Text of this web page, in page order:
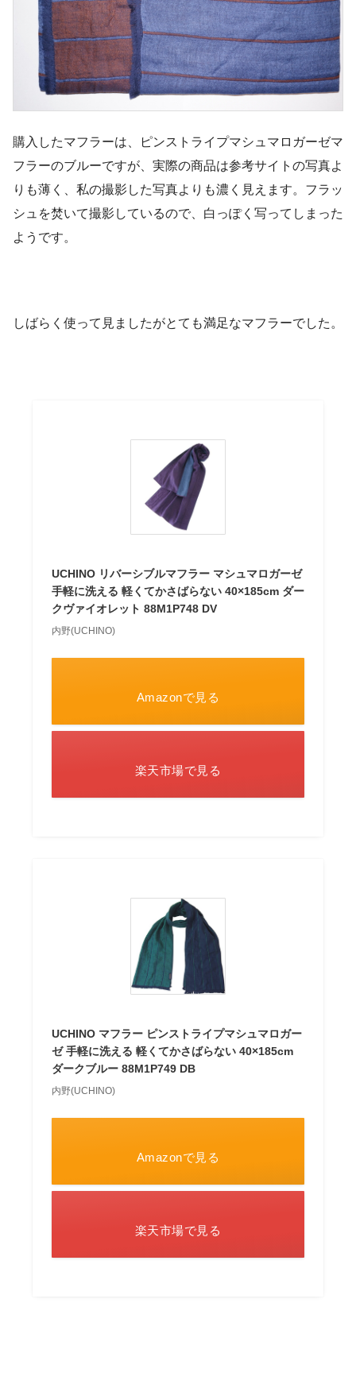
購入したマフラーは、ピンストライプマシュマロガーゼマ
フラーのブルーですが、実際の商品は参考サイトの写真よ
りも薄く、私の撮影した写真よりも濃く見えます。フラッ
シュを焚いて撮影しているので、白っぽく写ってしまった
ようです。
しばらく使って見ましたがとても満足なマフラーでした。
UCHINO リバーシブルマフラー マシュマロガーゼ
手軽に洗える 軽くてかさばらない 40×185cm ダー
クヴァイオレット 88M1P748 DV
内野(UCHINO)
Amazonで見る
楽天市場で見る
UCHINO マフラー ピンストライプマシュマロガー
ゼ 手軽に洗える 軽くてかさばらない 40×185cm
ダークブルー 88M1P749 DB
内野(UCHINO)
Amazonで見る
楽天市場で見る